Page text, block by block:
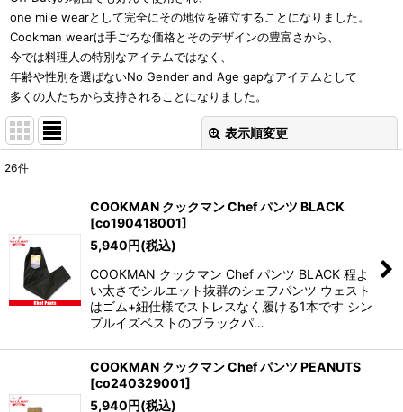
one mile wearとして完全にその地位を確立することになりました。
Cookman wearは手ごろな価格とそのデザインの豊富さから、
今では料理人の特別なアイテムではなく、
年齢や性別を選ばないNo Gender and Age gapなアイテムとして
多くの人たちから支持されることになりました。
表示順変更
表示数
並び順 :
絞り込む
26件
COOKMAN クックマン Chef パンツ BLACK
[co190418001]
5,940円(税込)
COOKMAN クックマン Chef パンツ BLACK 程よ
い太さでシルエット抜群のシェフパンツ ウェスト
はゴム+紐仕様でストレスなく履ける1本です シン
プルイズベストのブラックパ…
COOKMAN クックマン Chef パンツ PEANUTS
[co240329001]
5,940円(税込)